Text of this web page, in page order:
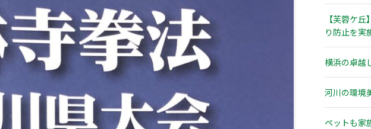
【芙蓉ケ
り防止を実
横浜の卓越
河川の環境
ペットも家